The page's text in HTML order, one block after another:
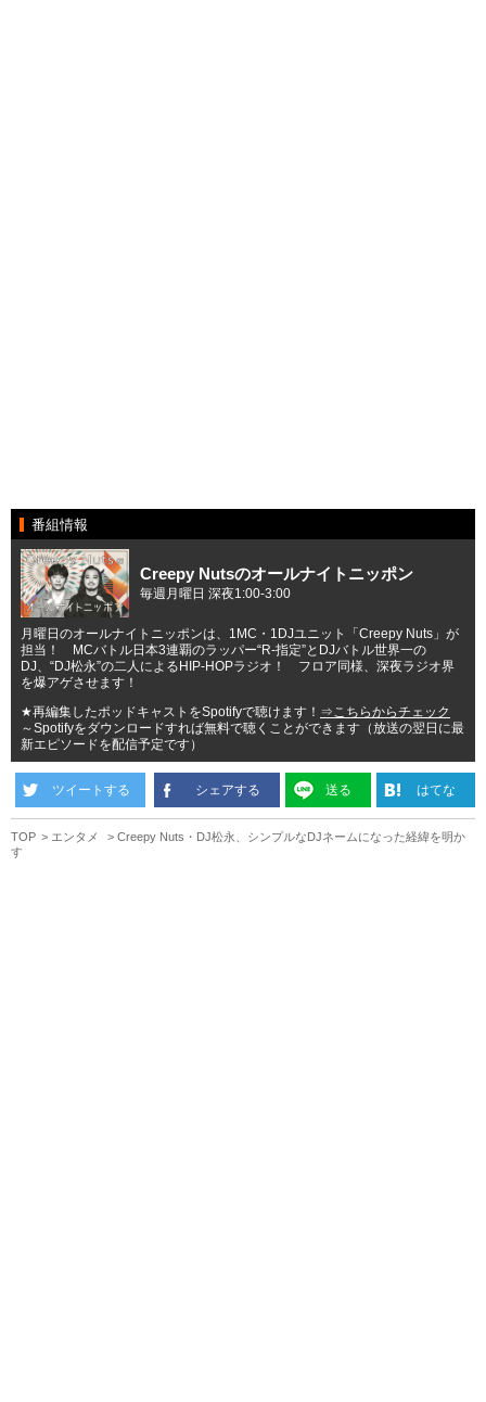
番組情報
Creepy Nutsのオールナイトニッポン
毎週月曜日 深夜1:00-3:00
月曜日のオールナイトニッポンは、1MC・1DJユニット「Creepy Nuts」が
担当！ MCバトル日本3連覇のラッパー“R-指定”とDJバトル世界一の
DJ、“DJ松永”の二人によるHIP-HOPラジオ！ フロア同様、深夜ラジオ界
を爆アゲさせます！
★再編集したポッドキャストをSpotifyで聴けます！ ⇒こちらからチェック
～Spotifyをダウンロードすれば無料で聴くことができます（放送の翌日に最
新エピソードを配信予定です）
ツイートする シェアする 送る はてな
TOP エンタメ
Creepy Nuts・DJ松永、シンプルなDJネームになった経緯を明か
す